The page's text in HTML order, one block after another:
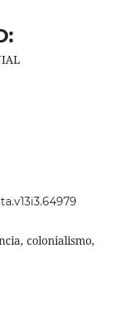
colonialismo,